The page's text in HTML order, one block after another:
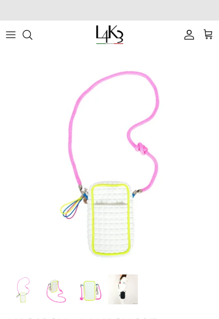
ッ
プITEM
COLLABORATION
STORY
COATING SERVICE
MACARON series
BACK PACK series
SECCHIELLO series
About LABORATORIO